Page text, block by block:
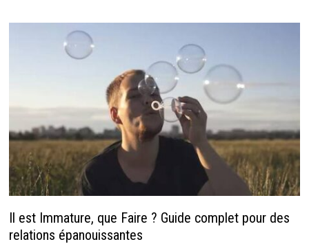
Il est Immature, que Faire ? Guide complet pour des
relations épanouissantes